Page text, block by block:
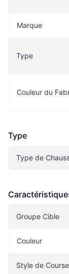
Marque
Type
Couleur du
Type
Type de
Groupe Cible
Couleur
Style de Course